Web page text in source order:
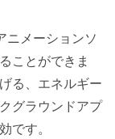
ニメーションソ
ことができま
る、エネルギー
グラウンドアプ
です。